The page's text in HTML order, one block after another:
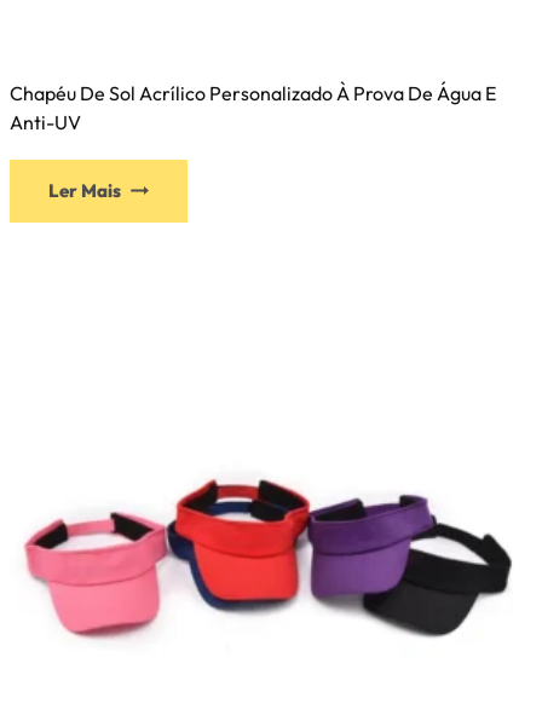
Chapéu De Sol Acrílico Personalizado À Prova De Água E
Anti-UV
Ler Mais